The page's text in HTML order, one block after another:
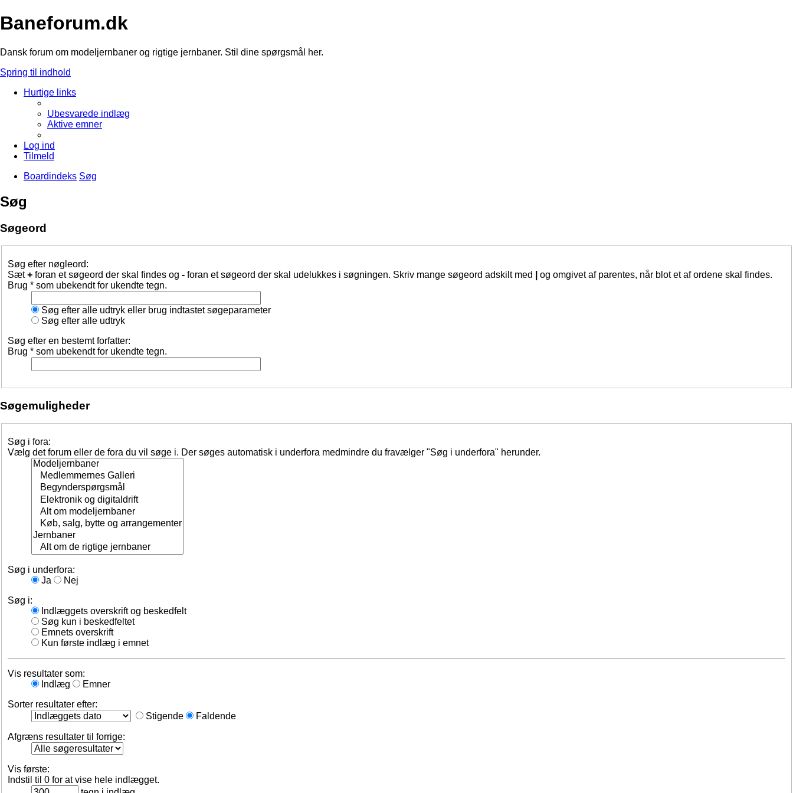
Baneforum.dk
Dansk forum om modeljernbaner og rigtige jernbaner. Stil dine spørgsmål her.
Spring til indhold
Hurtige links
Ubesvarede indlæg
Aktive emner
Log ind
Tilmeld
Boardindeks Søg
Søg
Søgeord
Søg efter nøgleord:
Sæt+ foran et søgeord der skal findes og - foran et søgeord der skal udelukkes i søgningen. Skriv mange søgeord adskilt med
og omgivet af parentes, når blot et af ordene skal findes.
Brug * som ubekendt for ukendte tegn.
Søg efter alle udtryk eller brug indtastet søgeparameter
Søg efter alle udtryk
Søg efter en bestemt forfatter:
Brug * som ubekendt for ukendte tegn.
Søgemuligheder
Søg i fora:
Vælg det forum eller de fora du vil søge i. Der søges automatisk i underfora medmindre du fravælger "Søg i underfora" herunder.
Søg i underfora:
Ja
Nej
Søg i:
Indlæggets overskrift og beskedfelt
Søg kun i beskedfeltet
Emnets overskrift
Kun første indlæg i emnet
Vis resultater som:
Indlæg
Emner
Sorter resultater efter:
Stigende
Faldende
Afgræns resultater til forrige:
Vis første:
Indstil til 0 for at vise hele indlægget.